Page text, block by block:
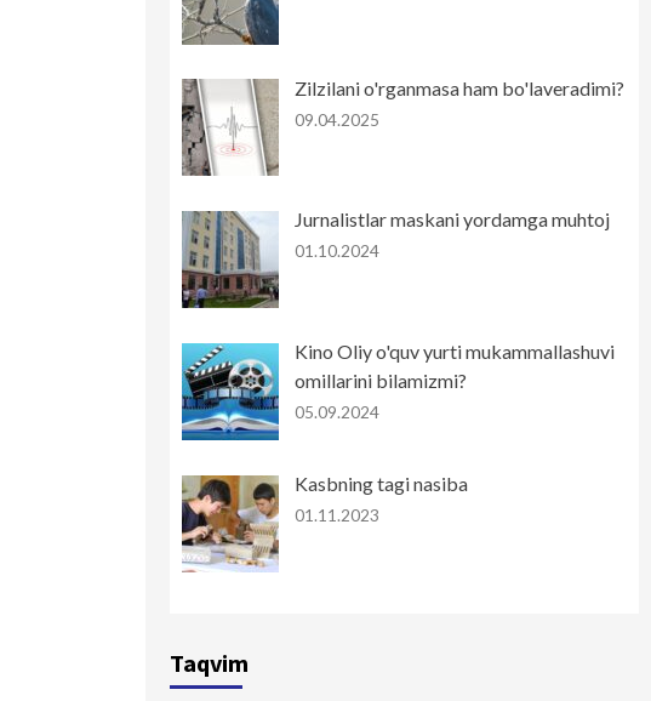
Zilzilani o'rganmasa ham bo'laveradimi?
09.04.2025
Jurnalistlar maskani yordamga muhtoj
01.10.2024
Kino Oliy o'quv yurti mukammallashuvi
omillarini bilamizmi?
05.09.2024
Kasbning tagi nasiba
01.11.2023
Taqvim